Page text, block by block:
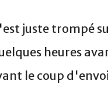
juste trompé
heures
le coup